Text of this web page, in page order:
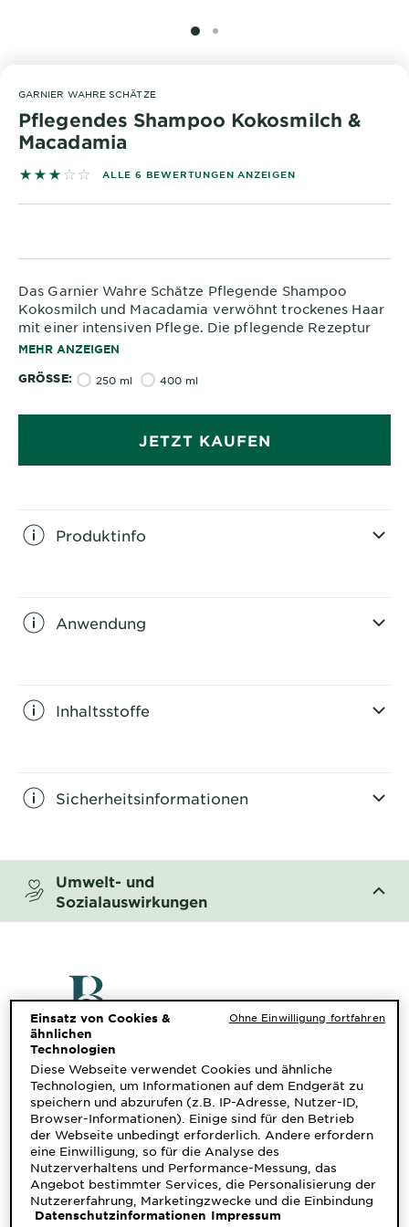
Unsere
Inhaltsstoffe
Neu!
Gisele
Cruelty Free
International
Eco
Beauty
SLIDE 1
SLIDE 2
GARNIER WAHRE SCHÄTZE
Pflegendes Shampoo Kokosmilch &
Macadamia
3 out of 5 stars based on reviews
ALLE 6 BEWERTUNGEN ANZEIGEN
Das Garnier Wahre Schätze Pflegende Shampoo
Kokosmilch und Macadamia verwöhnt trockenes Haar
mit einer intensiven Pflege. Die pflegende Rezeptur
des Kokos Shampoos sorgt für fühlbar weiches,
seidig glänzt. Ohne Inhaltsstoffe tierischen Ursprungs
natürliches Haargefühl. Zudem hinterlässt es einen
sinnlichen Duft nach Kokos und Macadamia.
MEHR ANZEIGEN
GRÖSSE 250 ml 400 ml
JETZT KAUFEN
Produktinfo
Anwendung
Inhaltsstoffe
Sicherheitsinformationen
Umwelt- und
Sozialauswirkungen
Einsatz von Cookies &
ähnlichen
Technologien
Diese Webseite verwendet Cookies und ähnliche
Technologien, um Informationen auf dem Endgerät zu
speichern und abzurufen (z.B. IP-Adresse, Nutzer-ID,
Browser-Informationen). Einige sind für den Betrieb
der Webseite unbedingt erforderlich. Andere erfordern
eine Einwilligung, so für die Analyse des
Nutzerverhaltens und Performance-Messung, das
Angebot bestimmter Services, die Personalisierung der
Nutzererfahrung, Marketingzwecke und die Einbindung
externer Medien. Nicht unbedingt erforderliche Cookies
Datenschutzinformationen Impressum
Ohne Einwilligung fortfahren